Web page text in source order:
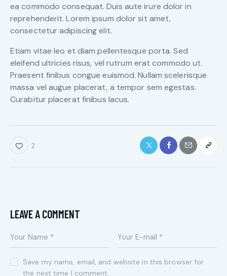
ea commodo consequat. Duis aute irure dolor in
reprehenderit. Lorem ipsum dolor sit amet,
consectetur adipiscing elit.
Etiam vitae leo et diam pellentesque porta. Sed
eleifend ultricies risus, vel rutrum erat commodo ut.
Praesent finibus congue euismod. Nullam scelerisque
massa vel augue placerat, a tempor sem egestas.
Curabitur placerat finibus lacus.
2
LEAVE A COMMENT
Save my name, email, and website in this browser for
the next time I comment.